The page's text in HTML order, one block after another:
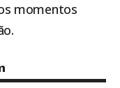
momentos